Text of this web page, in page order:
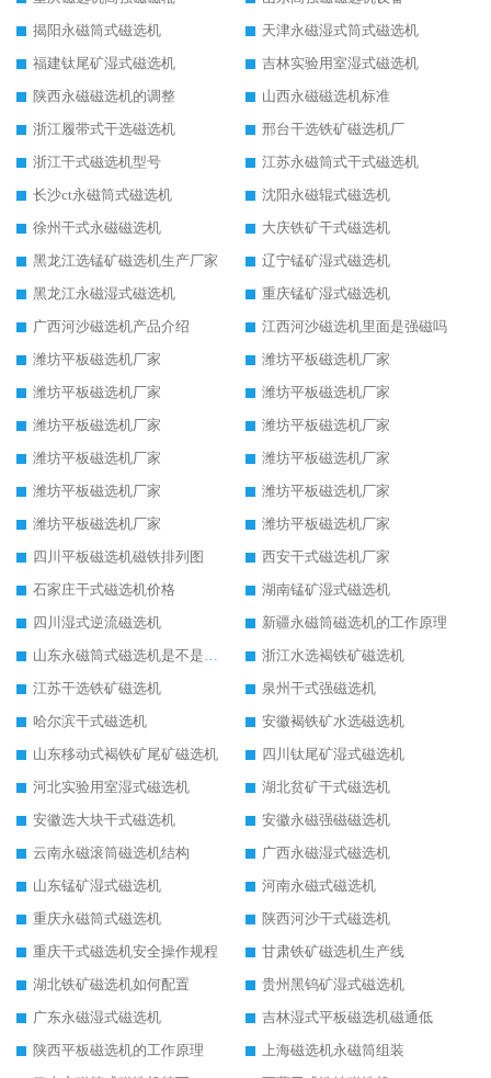
揭阳永磁筒式磁选机
天津永磁湿式筒式磁选机
福建钛尾矿湿式磁选机
吉林实验用室湿式磁选机
陕西永磁磁选机的调整
山西永磁磁选机标准
浙江履带式干选磁选机
邢台干选铁矿磁选机厂
浙江干式磁选机型号
江苏永磁筒式干式磁选机
长沙ct永磁筒式磁选机
沈阳永磁辊式磁选机
徐州干式永磁磁选机
大庆铁矿干式磁选机
黑龙江选锰矿磁选机生产厂家
辽宁锰矿湿式磁选机
黑龙江永磁湿式磁选机
重庆锰矿湿式磁选机
广西河沙磁选机产品介绍
江西河沙磁选机里面是强磁吗
潍坊平板磁选机厂家
潍坊平板磁选机厂家
潍坊平板磁选机厂家
潍坊平板磁选机厂家
潍坊平板磁选机厂家
潍坊平板磁选机厂家
潍坊平板磁选机厂家
潍坊平板磁选机厂家
潍坊平板磁选机厂家
潍坊平板磁选机厂家
潍坊平板磁选机厂家
潍坊平板磁选机厂家
四川平板磁选机磁铁排列图
西安干式磁选机厂家
石家庄干式磁选机价格
湖南锰矿湿式磁选机
四川湿式逆流磁选机
新疆永磁筒磁选机的工作原理
山东永磁筒式磁选机是不是强磁
浙江水选褐铁矿磁选机
江苏干选铁矿磁选机
泉州干式强磁选机
哈尔滨干式磁选机
安徽褐铁矿水选磁选机
山东移动式褐铁矿尾矿磁选机
四川钛尾矿湿式磁选机
河北实验用室湿式磁选机
湖北贫矿干式磁选机
安徽选大块干式磁选机
安徽永磁强磁磁选机
云南永磁滚筒磁选机结构
广西永磁湿式磁选机
山东锰矿湿式磁选机
河南永磁式磁选机
重庆永磁筒式磁选机
陕西河沙干式磁选机
重庆干式磁选机安全操作规程
甘肃铁矿磁选机生产线
湖北铁矿磁选机如何配置
贵州黑钨矿湿式磁选机
广东永磁湿式磁选机
吉林湿式平板磁选机磁通低
陕西平板磁选机的工作原理
上海磁选机永磁筒组装